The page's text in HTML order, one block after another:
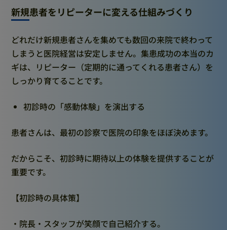
新規患者をリピーターに変える仕組みづくり
どれだけ新規患者さんを集めても数回の来院で終わって
しまうと医院経営は安定しません。集患成功の本当のカ
ギは、リピーター（定期的に通ってくれる患者さん）を
しっかり育てることです。
初診時の「感動体験」を演出する
患者さんは、最初の診察で医院の印象をほぼ決めます。
だからこそ、初診時に期待以上の体験を提供することが
重要です。
【初診時の具体策】
・院長・スタッフが笑顔で自己紹介する。